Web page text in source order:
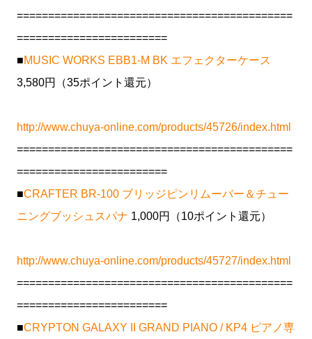
============================================
========================
■MUSIC WORKS EBB1-M BK エフェクターケース
3,580円（35ポイント還元）
http://www.chuya-online.com/products/45726/index.html
============================================
========================
■CRAFTER BR-100 ブリッジピンリムーバー＆チュー
ニングブッシュスパナ 1,000円（10ポイント還元）
http://www.chuya-online.com/products/45727/index.html
============================================
========================
■CRYPTON GALAXY II GRAND PIANO / KP4 ピアノ専